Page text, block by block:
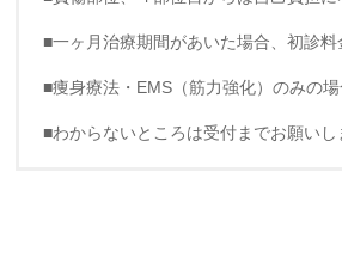
■一ヶ月治療期間があいた場合、初診料
■痩身療法・EMS（筋力強化）のみの場
■わからないところは受付までお願いし